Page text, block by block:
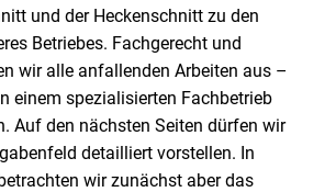
und der Heckenschnitt zu den
Betriebes. Fachgerecht und
wir alle anfallenden Arbeiten aus –
einem spezialisierten Fachbetrieb
Auf den nächsten Seiten dürfen wir
detailliert vorstellen. In
wir zunächst aber das